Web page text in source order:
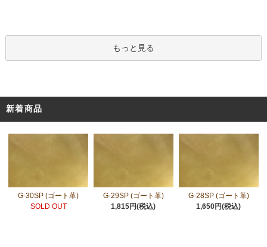
もっと見る
新着商品
G-30SP (ゴート革)
SOLD OUT
G-29SP (ゴート革)
1,815円(税込)
G-28SP (ゴート革)
1,650円(税込)